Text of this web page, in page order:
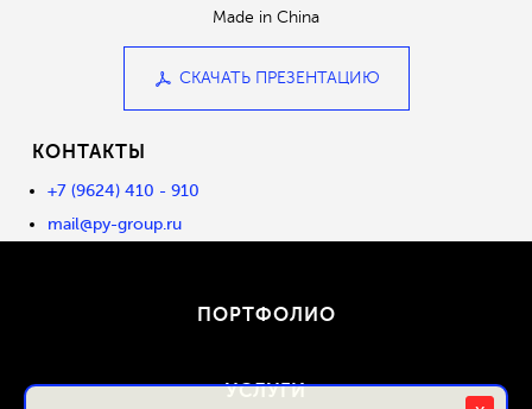
Made in China
СКАЧАТЬ ПРЕЗЕНТАЦИЮ
КОНТАКТЫ
+7 (9624) 410 - 910
mail@py-group.ru
ПОРТФОЛИО
УСЛУГИ